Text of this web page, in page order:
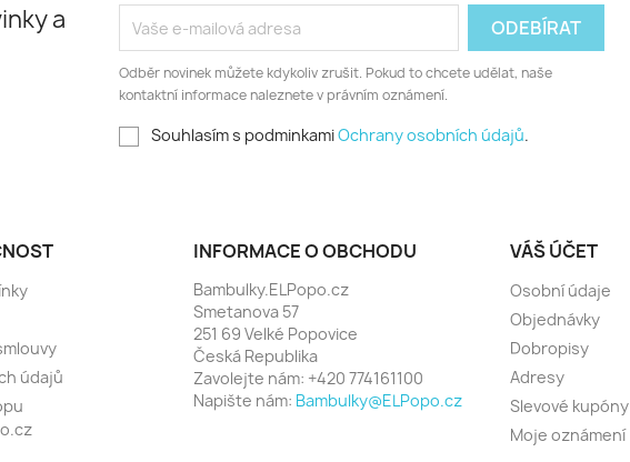
a
Odběr novinek můžete kdykoliv zrušit. Pokud to chcete udělat, naše
kontaktní informace naleznete v právním oznámení.
Souhlasím s podminkamiOchrany osobních údajů.
údajů
INFORMACE O OBCHODU
Bambulky.ELPopo.cz
Smetanova 57
251 69 Velké Popovice
Česká Republika
Zavolejte nám: +420 774161100
Napište nám: Bambulky@ELPopo.cz
VÁŠ ÚČET
Osobní údaje
Objednávky
Dobropisy
Adresy
Slevové kupóny
Moje oznámení